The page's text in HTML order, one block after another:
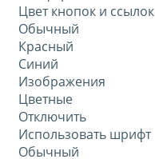
Цвет кнопок и ссылок
Обычный
Красный
Синий
Изображения
Цветные
Отключить
Использовать шрифт
Обычный